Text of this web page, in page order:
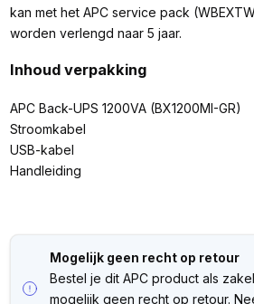
kan met het APC service pack
worden verlengd naar 5 jaar.
Inhoud verpakking
APC Back-UPS 1200VA (BX1200MI-GR)
Stroomkabel
USB-kabel
Handleiding
Mogelijk geen recht op retour
Bestel je dit APC product als
mogelijk geen recht op retour.